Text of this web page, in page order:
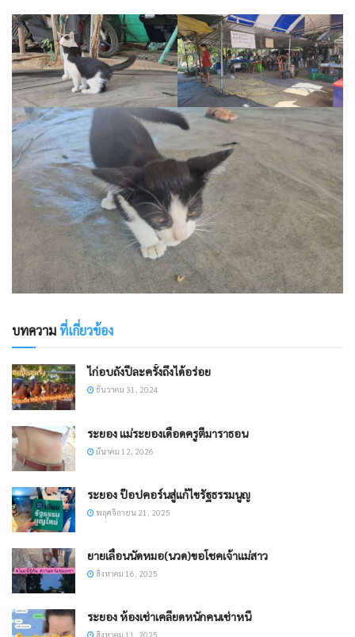
บทความที่เกี่ยวข้อง
ไก่อบถังปีละครั้งถึงได้อร่อย
ธันวาคม 31, 2024
ระยอง แม่ระยองเดือดครูตีมาราธอน
มีนาคม 12, 2026
ระยอง ป๊อปคอร์นสู่แก้ไขรัฐธรรมนูญ
พฤศจิกายน 21, 2025
ยายเลื่อนนัดหมอ(นวด)ขอโชคเจ้าแม่สาว
สิงหาคม 16, 2025
ระยอง ห้องเช่าเคลียดหนักคนเช่าหนี
สิงหาคม 11, 2025